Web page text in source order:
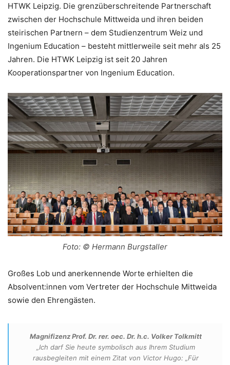
HTWK Leipzig. Die grenzüberschreitende Partnerschaft
zwischen der Hochschule Mittweida und ihren beiden
steirischen Partnern – dem Studienzentrum Weiz und
Ingenium Education – besteht mittlerweile seit mehr als 25
Jahren. Die HTWK Leipzig ist seit 20 Jahren
Kooperationspartner von Ingenium Education.
Foto: © Hermann Burgstaller
Großes Lob und anerkennende Worte erhielten die
Absolvent:innen vom Vertreter der Hochschule Mittweida
sowie den Ehrengästen.
Magnifizenz Prof. Dr. rer. oec. Dr. h.c. Volker Tolkmitt
„Ich darf Sie heute symbolisch aus Ihrem Studium
rausbegleiten mit einem Zitat von Victor Hugo: „Für